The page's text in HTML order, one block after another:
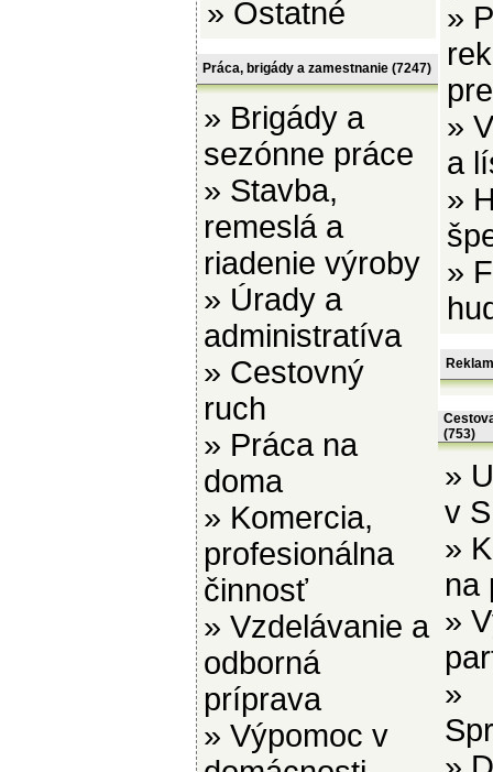
» Ostatné
Práca, brigády a zamestnanie (7247)
» Brigády a
sezónne práce
» Stavba,
remeslá a
riadenie výroby
» Úrady a
administratíva
» Cestovný
ruch
» Práca na
doma
» Komercia,
profesionálna
činnosť
» Vzdelávanie a
odborná
príprava
» Výpomoc v
»
»
a
»
»
(753)
»
v
»
na
»
»